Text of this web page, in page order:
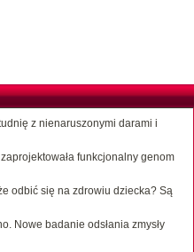
z nienaruszonymi darami i
funkcjonalny genom
odbić się na zdrowiu dziecka? Są
Nowe badanie odsłania zmysły